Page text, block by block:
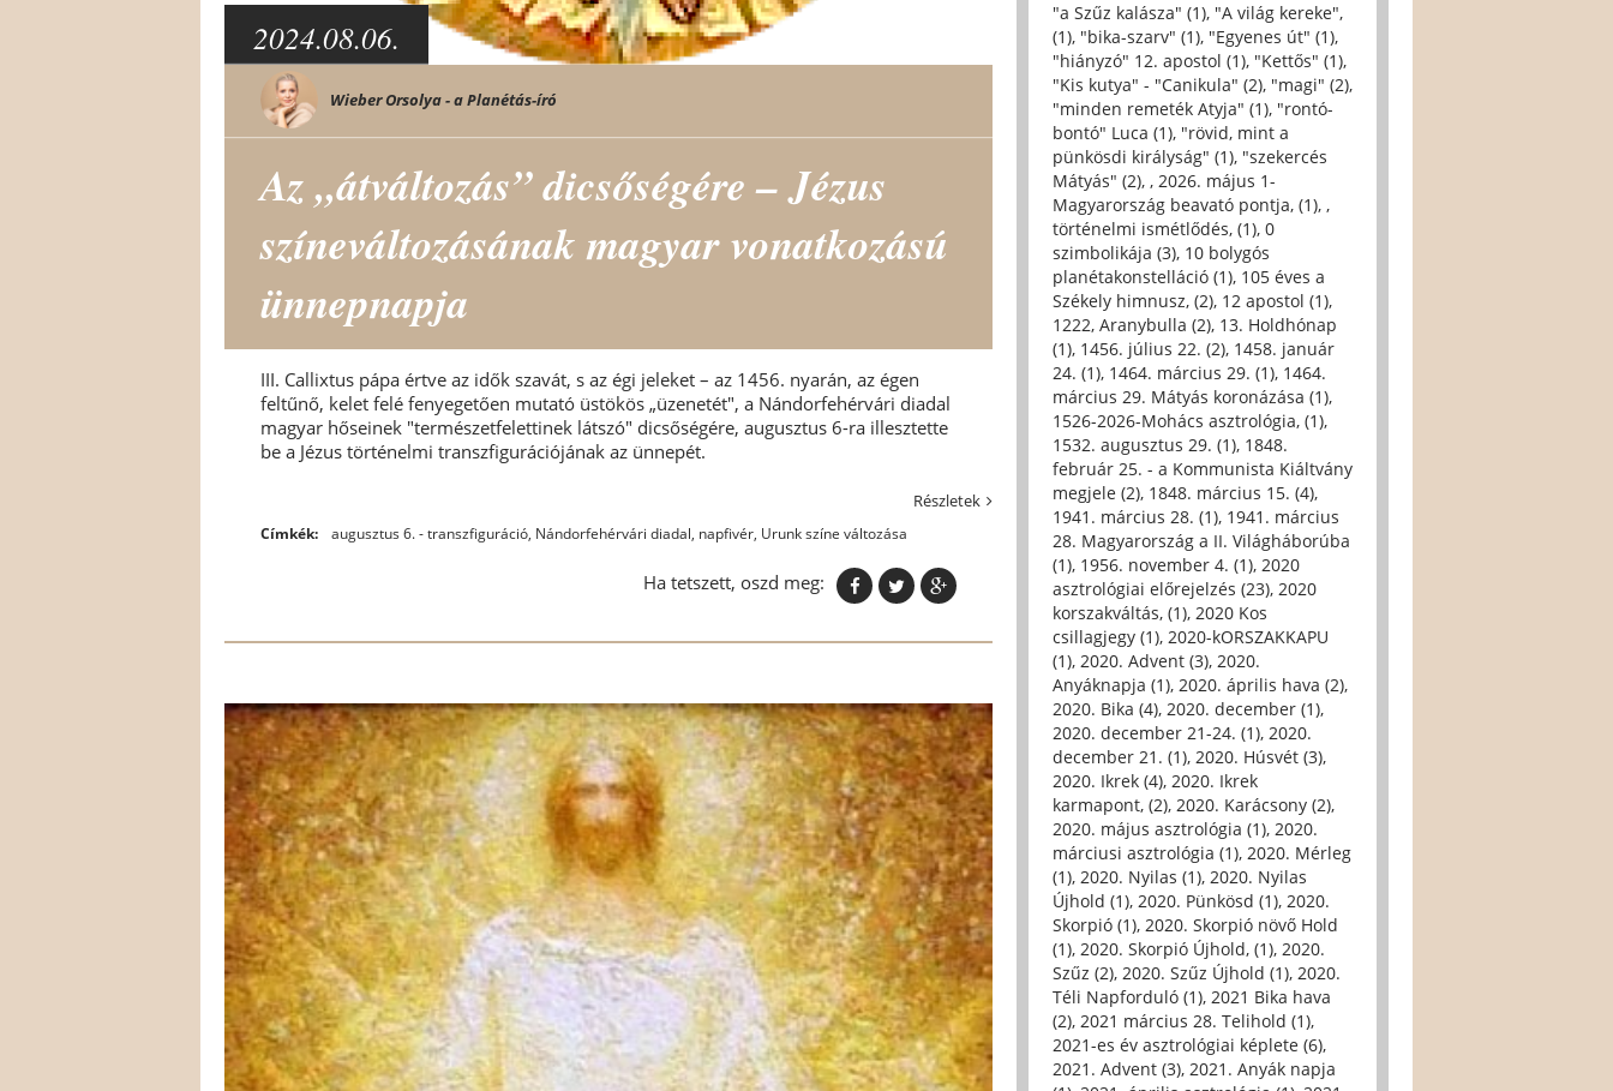
2024.08.06.
Wieber Orsolya - a Planétás-író
Az „átváltozás” dicsőségére – Jézus
színeváltozásának magyar vonatkozású
ünnepnapja
III. Callixtus pápa értve az idők szavát, s az égi jeleket – az 1456. nyarán, az égen
feltűnő, kelet felé fenyegetően mutató üstökös „üzenetét", a Nándorfehérvári diadal
magyar hőseinek "természetfelettinek látszó" dicsőségére, augusztus 6-ra illesztette
be a Jézus történelmi transzfigurációjának az ünnepét.
Részletek
Címkék: augusztus 6. - transzfiguráció, Nándorfehérvári diadal, napfivér, Urunk színe változása
Ha tetszett, oszd meg:
"a Szűz kalásza" (1), "A világ kereke",
(1), "bika-szarv" (1), "Egyenes út" (1),
"hiányzó" 12. apostol (1), "Kettős" (1),
"Kis kutya" - "Canikula" (2), "magi" (2),
"minden remeték Atyja" (1), "rontó-
bontó" Luca (1), "rövid, mint a
pünkösdi királyság" (1), "szekercés
Mátyás" (2), , 2026. május 1-
Magyarország beavató pontja, (1), ,
történelmi ismétlődés, (1), 0
szimbolikája (3), 10 bolygós
planétakonstelláció (1), 105 éves a
Székely himnusz, (2), 12 apostol (1),
1222, Aranybulla (2), 13. Holdhónap
(1), 1456. július 22. (2), 1458. január
24. (1), 1464. március 29. (1), 1464.
március 29. Mátyás koronázása (1),
1526-2026-Mohács asztrológia, (1),
1532. augusztus 29. (1), 1848.
február 25. - a Kommunista Kiáltvány
megjele (2), 1848. március 15. (4),
1941. március 28. (1), 1941. március
28. Magyarország a II. Világháborúba
(1), 1956. november 4. (1), 2020
asztrológiai előrejelzés (23), 2020
korszakváltás, (1), 2020 Kos
csillagjegy (1), 2020-kORSZAKKAPU
(1), 2020. Advent (3), 2020.
Anyáknapja (1), 2020. április hava (2),
2020. Bika (4), 2020. december (1),
2020. december 21-24. (1), 2020.
december 21. (1), 2020. Húsvét (3),
2020. Ikrek (4), 2020. Ikrek
karmapont, (2), 2020. Karácsony (2),
2020. május asztrológia (1), 2020.
márciusi asztrológia (1), 2020. Mérleg
(1), 2020. Nyilas (1), 2020. Nyilas
Újhold (1), 2020. Pünkösd (1), 2020.
Skorpió (1), 2020. Skorpió növő Hold
(1), 2020. Skorpió Újhold, (1), 2020.
Szűz (2), 2020. Szűz Újhold (1), 2020.
Téli Napforduló (1), 2021 Bika hava
(2), 2021 március 28. Telihold (1),
2021-es év asztrológiai képlete (6),
2021. Advent (3), 2021. Anyák napja